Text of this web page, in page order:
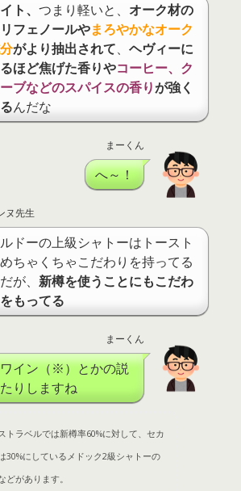
ト、 つまり軽いと、 オーク材の
フェノールやまろやかなオーク
がより抽出されて、 ヘヴィーに
ほど焦げた香りやコーヒー、ク
ブなどのスパイスの香りが強く
んだな
まーくん
へ～！
ヌ先生
ドーの上級シャトーはトースト
ちゃくちゃこだわりを持ってる
が、 新樽を使うことにもこだわ
もってる
まーくん
イン（※）とかの説
りしますね
ラベルでは新樽率60%に対して、セカ
30%にしているメドック2級シャトーの
どがあります。